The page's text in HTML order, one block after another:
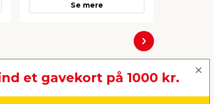
Se mere
Næste
et gavekort på 1000 kr.